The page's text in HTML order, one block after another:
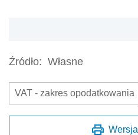
Źródło: Własne
VAT - zakres opodatkowania